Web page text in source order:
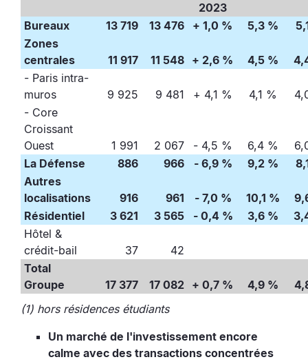
2023
Bureaux
13 719 13 476 + 1,0 % 5,3 %
Zones
centrales
11 917 11 548 + 2,6 % 4,5 %
- Paris intra-
muros
9 925 9 481 + 4,1 % 4,1 %
- Core
Croissant
Ouest
1 991 2 067 - 4,5 % 6,4 %
La Défense
886 966 - 6,9 % 9,2 %
Autres
localisations
916 961 - 7,0 % 10,1 %
Résidentiel
3 621 3 565 - 0,4 % 3,6 %
Hôtel &
crédit-bail
37
42
Total
Groupe
17 377 17 082 + 0,7 % 4,9 %
(1) hors résidences étudiants
Un marché de l'investissement encore
calme avec des transactions concentrées